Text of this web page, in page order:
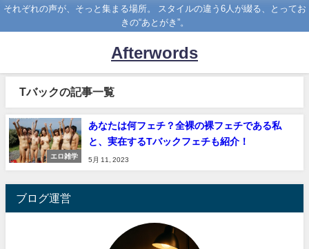
それぞれの声が、そっと集まる場所。 スタイルの違う6人が綴る、とってお
きの“あとがき”。
Afterwords
Tバックの記事一覧
エロ雑学
あなたは何フェチ？全裸の裸フェチである私
と、実在するTバックフェチも紹介！
5月 11, 2023
ブログ運営